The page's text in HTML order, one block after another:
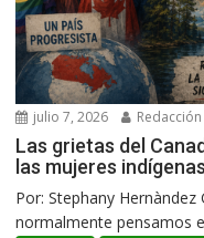
julio 7, 2026 Redacción
Las grietas del
las mujeres
Por: Stephany
normalmente pensamos